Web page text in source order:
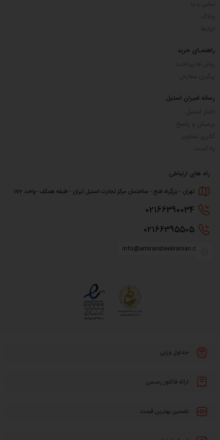
راهنمـای خرید
رسانه امیران استیل
راه های ارتباطی
تهران - بزرگراه فتح - ساختمان مرکز تجارت استیل ایران - طبقه همکف -واحد 172
02166390034
02166395505
info@amiransteeliranian.com
جداول وزنی
ارائه فاکتور رسـمی
تضمین بهترین قیمت